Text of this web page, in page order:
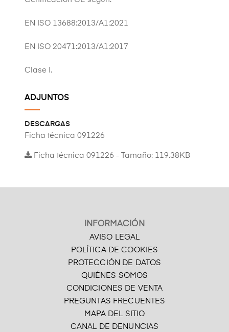
EN ISO 13688:2013/A1:2021
EN ISO 20471:2013/A1:2017
Clase I.
ADJUNTOS
DESCARGAS
Ficha técnica 091226
Ficha técnica 091226 - Tamaño: 119.38KB
INFORMACIÓN
AVISO LEGAL
POLÍTICA DE COOKIES
PROTECCIÓN DE DATOS
QUIÉNES SOMOS
CONDICIONES DE VENTA
PREGUNTAS FRECUENTES
MAPA DEL SITIO
CANAL DE DENUNCIAS